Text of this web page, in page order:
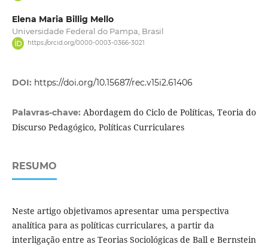
Elena Maria Billig Mello
Universidade Federal do Pampa, Brasil
https://orcid.org/0000-0003-0366-3021
DOI: https://doi.org/10.15687/rec.v15i2.61406
Palavras-chave: Abordagem do Ciclo de Políticas, Teoria do
Discurso Pedagógico, Políticas Curriculares
RESUMO
Neste artigo objetivamos apresentar uma perspectiva
analítica para as políticas curriculares, a partir da
interligação entre as Teorias Sociológicas de Ball e Bernstein